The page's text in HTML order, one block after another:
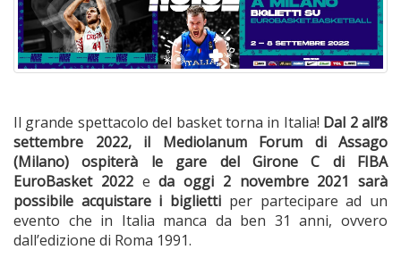
Il grande spettacolo del basket torna in Italia! Dal 2 all’8
settembre 2022, il Mediolanum Forum di Assago
(Milano) ospiterà le gare del Girone C di FIBA
EuroBasket 2022eda oggi 2 novembre 2021 sarà
possibile acquistare i biglietti per partecipare ad un
evento che in Italia manca da ben 31 anni, ovvero
dall’edizione di Roma 1991.